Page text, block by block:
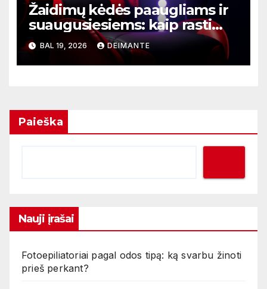
Žaidimų kėdės paaugliams ir
suaugusiesiems: kaip rasti
tinkamą dydį ir funkcijas
BAL 19, 2026 DEIMANTE
Paieška
Nauji įrašai
Fotoepiliatoriai pagal odos tipą: ką svarbu žinoti
prieš perkant?